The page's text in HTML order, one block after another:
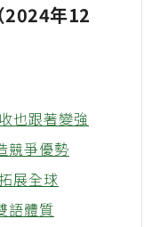
年12
也跟著變強
競爭優勢
展全球
語體質